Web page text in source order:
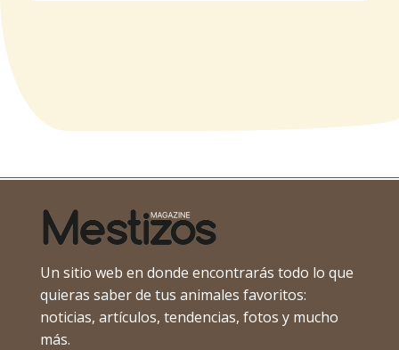
Un sitio web en donde encontrarás todo lo que
quieras saber de tus animales favoritos:
noticias, artículos, tendencias, fotos y mucho
más.